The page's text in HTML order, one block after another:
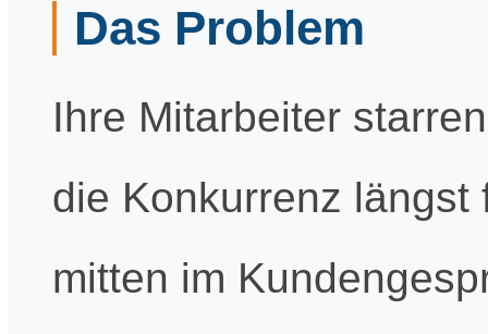
Das Problem
Ihre Mitarbeiter
die Konkurrenz
mitten im